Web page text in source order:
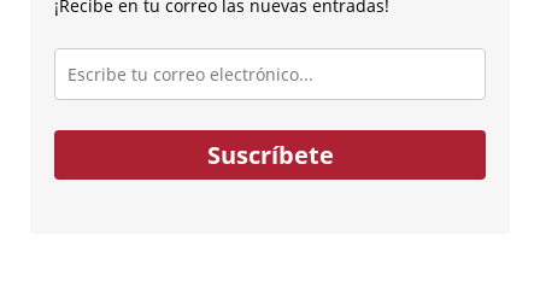
¡Recibe en tu correo las nuevas entradas!
Escribe
tu
correo
electrónico...
Suscríbete